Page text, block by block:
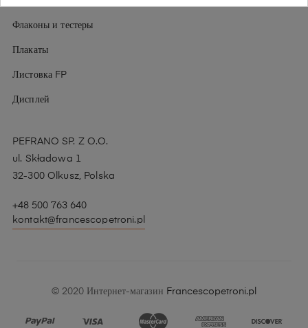
Флаконы и тестеры
Плакаты
Листовка FP
Дисплей
PEFRANO SP. Z O.O.
ul. Składowa 1
32-300 Olkusz, Polska
+48 500 763 640
kontakt@francescopetroni.pl
© 2020 Интернет-магазин Francescopetroni.pl